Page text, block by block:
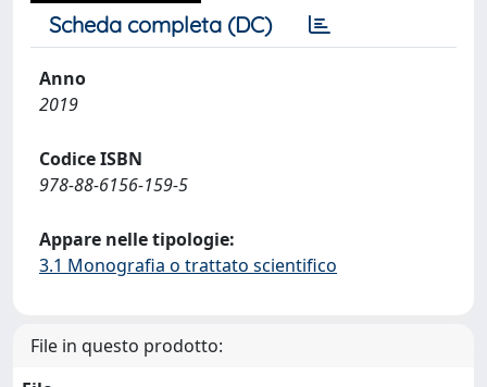
Scheda completa (DC)
Anno
2019
Codice ISBN
978-88-6156-159-5
Appare nelle tipologie:
3.1 Monografia o trattato scientifico
File in questo prodotto: